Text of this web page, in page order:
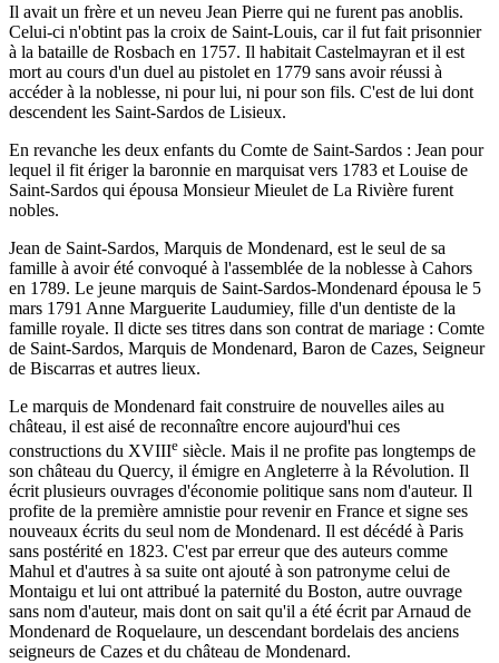
Il avait un frère et un neveu Jean Pierre qui ne furent pas anoblis.
Celui-ci n'obtint pas la croix de Saint-Louis, car il fut fait prisonnier
à la bataille de Rosbach en 1757. Il habitait Castelmayran et il est
mort au cours d'un duel au pistolet en 1779 sans avoir réussi à
accéder à la noblesse, ni pour lui, ni pour son fils. C'est de lui dont
descendent les Saint-Sardos de Lisieux.
En revanche les deux enfants du Comte de Saint-Sardos : Jean pour
lequel il fit ériger la baronnie en marquisat vers 1783 et Louise de
Saint-Sardos qui épousa Monsieur Mieulet de La Rivière furent
nobles.
Jean de Saint-Sardos, Marquis de Mondenard, est le seul de sa
famille à avoir été convoqué à l'assemblée de la noblesse à Cahors
en 1789. Le jeune marquis de Saint-Sardos-Mondenard épousa le 5
mars 1791 Anne Marguerite Laudumiey, fille d'un dentiste de la
famille royale. Il dicte ses titres dans son contrat de mariage : Comte
de Saint-Sardos, Marquis de Mondenard, Baron de Cazes, Seigneur
de Biscarras et autres lieux.
Le marquis de Mondenard fait construire de nouvelles ailes au
château, il est aisé de reconnaître encore aujourd'hui ces
constructions du XVIIIe siècle. Mais il ne profite pas longtemps de
son château du Quercy, il émigre en Angleterre à la Révolution. Il
écrit plusieurs ouvrages d'économie politique sans nom d'auteur. Il
profite de la première amnistie pour revenir en France et signe ses
nouveaux écrits du seul nom de Mondenard. Il est décédé à Paris
sans postérité en 1823. C'est par erreur que des auteurs comme
Mahul et d'autres à sa suite ont ajouté à son patronyme celui de
Montaigu et lui ont attribué la paternité du Boston, autre ouvrage
sans nom d'auteur, mais dont on sait qu'il a été écrit par Arnaud de
Mondenard de Roquelaure, un descendant bordelais des anciens
seigneurs de Cazes et du château de Mondenard.